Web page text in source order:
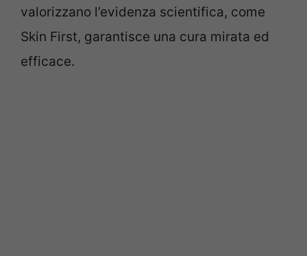
valorizzano l’evidenza scientifica, come
Skin First, garantisce una cura mirata ed
efficace.